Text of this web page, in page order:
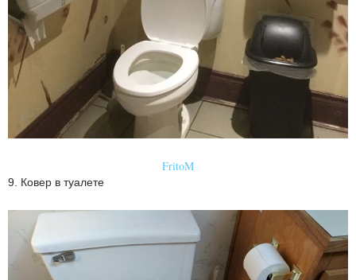
FritoM
9. Ковер в туалете